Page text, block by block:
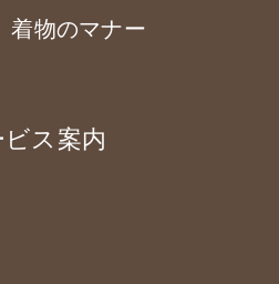
着物のマナー
ビス案内